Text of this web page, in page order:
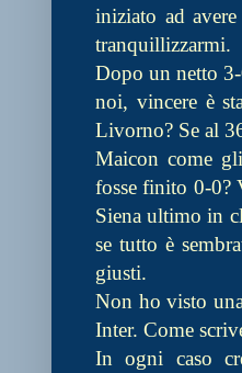
iniziato ad
tranquillizzarmi.
Dopo un netto
noi, vincere è
Livorno? Se al
Maicon come
fosse finito 0-0?
Siena ultimo in
se tutto è
giusti.
Non ho visto
Inter. Come
In ogni caso